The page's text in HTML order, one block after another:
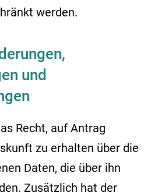
werden.
und
Recht, auf Antrag
zu erhalten über die
Daten, die über ihn
Zusätzlich hat der